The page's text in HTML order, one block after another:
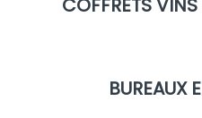
COFFRETS
BUREAUX